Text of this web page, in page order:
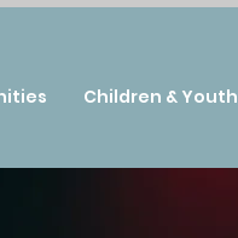
Children & Youth